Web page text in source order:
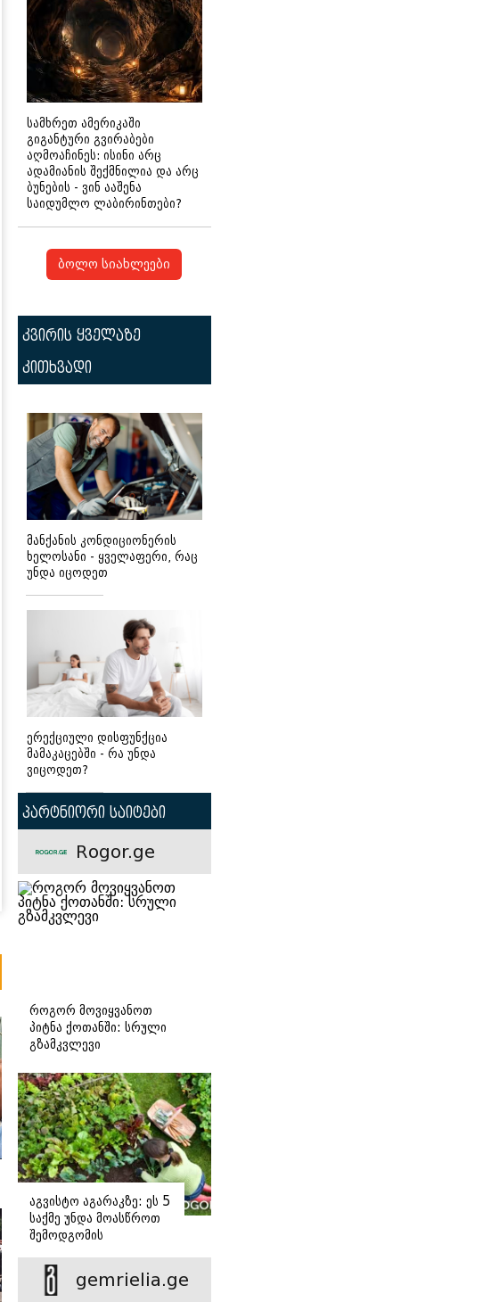
სამხრეთ ამერიკაში
გიგანტური გვირაბები
აღმოაჩინეს: ისინი არც
ადამიანის შექმნილია და არც
ბუნების - ვინ ააშენა
საიდუმლო ლაბირინთები?
ბოლო სიახლეები
კვირის ყველაზე
კითხვადი
მანქანის კონდიციონერის
ხელოსანი - ყველაფერი, რაც
უნდა იცოდეთ
ერექციული დისფუნქცია
მამაკაცებში - რა უნდა
ვიცოდეთ?
პარტნიორი საიტები
Rogor.ge
როგორ მოვიყვანოთ
პიტნა ქოთანში: სრული
გზამკვლევი
აგვისტო აგარაკზე: ეს 5
საქმე უნდა მოასწროთ
შემოდგომის
gemrielia.ge